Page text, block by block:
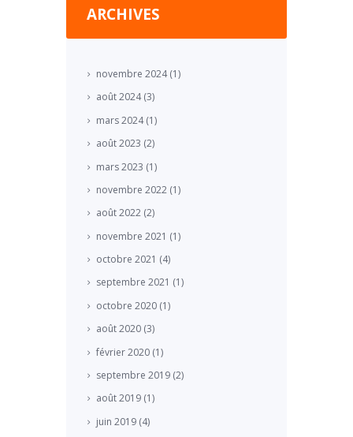
ARCHIVES
novembre 2024(1)
août2024(3)
mars2024(1)
août2023 (2)
mars2023 (1)
novembre 2022(1)
août2022(2)
novembre 2021 (1)
octobre 2021 (4)
septembre 2021 (1)
octobre 2020(1)
août2020(3)
février2020(1)
septembre 2019(2)
août2019(1)
juin 2019(4)